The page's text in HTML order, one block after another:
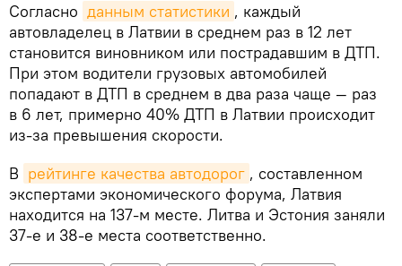
Согласно данным статистики , каждый
автовладелец в Латвии в среднем раз в 12 лет
становится виновником или пострадавшим в ДТП.
При этом водители грузовых автомобилей
попадают в ДТП в среднем в два раза чаще — раз
в 6 лет, примерно 40% ДТП в Латвии происходит
из-за превышения скорости.
В рейтинге качества автодорог , составленном
экспертами экономического форума, Латвия
находится на 137-м месте. Литва и Эстония заняли
37-е и 38-е места соответственно.